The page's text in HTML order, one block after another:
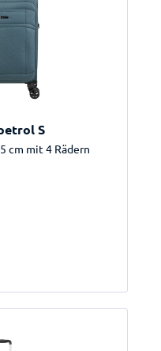
S
cm mit 4 Rädern